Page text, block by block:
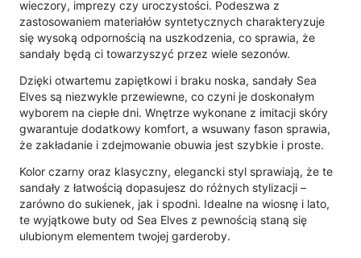
wieczory, imprezy czy uroczystości. Podeszwa z
zastosowaniem materiałów syntetycznych charakteryzuje
się wysoką odpornością na uszkodzenia, co sprawia, że
sandały będą ci towarzyszyć przez wiele sezonów.
Dzięki otwartemu zapiętkowi i braku noska, sandały Sea
Elves są niezwykle przewiewne, co czyni je doskonałym
wyborem na ciepłe dni. Wnętrze wykonane z imitacji skóry
gwarantuje dodatkowy komfort, a wsuwany fason sprawia,
że zakładanie i zdejmowanie obuwia jest szybkie i proste.
Kolor czarny oraz klasyczny, elegancki styl sprawiają, że te
sandały z łatwością dopasujesz do różnych stylizacji –
zarówno do sukienek, jak i spodni. Idealne na wiosnę i lato,
te wyjątkowe buty od Sea Elves z pewnością staną się
ulubionym elementem twojej garderoby.